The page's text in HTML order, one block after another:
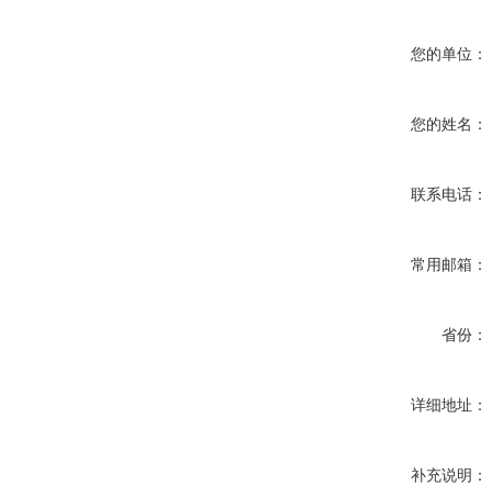
您的单位：
您的姓名：
联系电话：
常用邮箱：
省份：
详细地址：
补充说明：